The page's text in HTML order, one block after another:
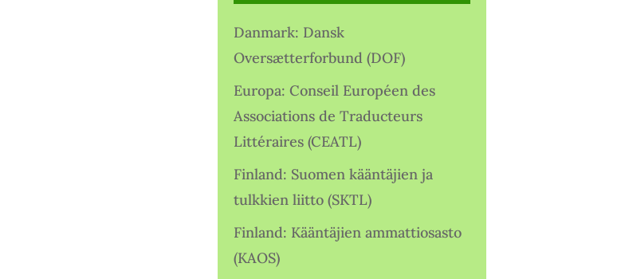
Danmark: Dansk
Oversætterforbund (DOF)
Europa: Conseil Européen des
Associations de Traducteurs
Littéraires (CEATL)
Finland: Suomen kääntäjien ja
tulkkien liitto (SKTL)
Finland: Kääntäjien ammattiosasto
(KAOS)